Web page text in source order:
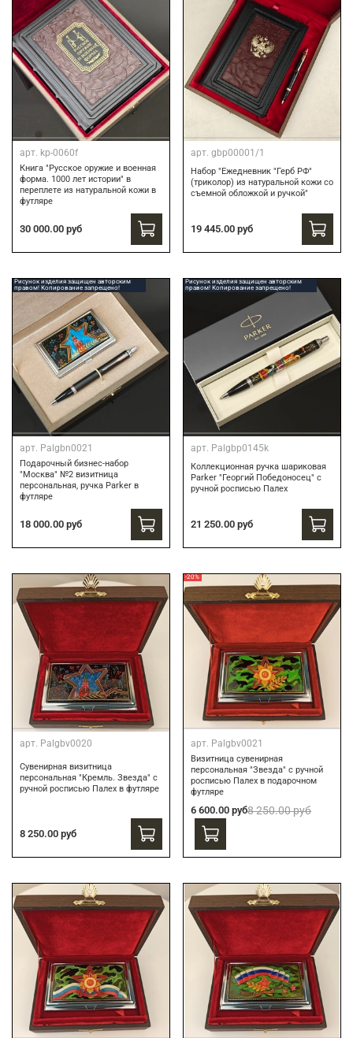
арт. kp-0060f
Книга "Русское оружие и военная
форма. 1000 лет истории" в
переплете из натуральной кожи в
футляре
30 000.00 руб
арт. gbp00001/1
Набор "Ежедневник "Герб РФ"
(триколор) из натуральной кожи со
съемной обложкой и ручкой"
19 445.00 руб
Рисунок изделия защищен авторским
правом! Копирование запрещено!
арт. Palgbn0021
Подарочный бизнес-набор
"Москва" №2 визитница
персональная, ручка Parker в
футляре
18 000.00 руб
Рисунок изделия защищен авторским
правом! Копирование запрещено!
арт. Palgbp0145k
Коллекционная ручка шариковая
Parker "Георгий Победоносец" с
ручной росписью Палех
21 250.00 руб
арт. Palgbv0020
Сувенирная визитница
персональная "Кремль. Звезда" с
ручной росписью Палех в футляре
8 250.00 руб
-20%
арт. Palgbv0021
Визитница сувенирная
персональная "Звезда" с ручной
росписью Палех в подарочном
футляре
6 600.00 руб8 250.00 руб